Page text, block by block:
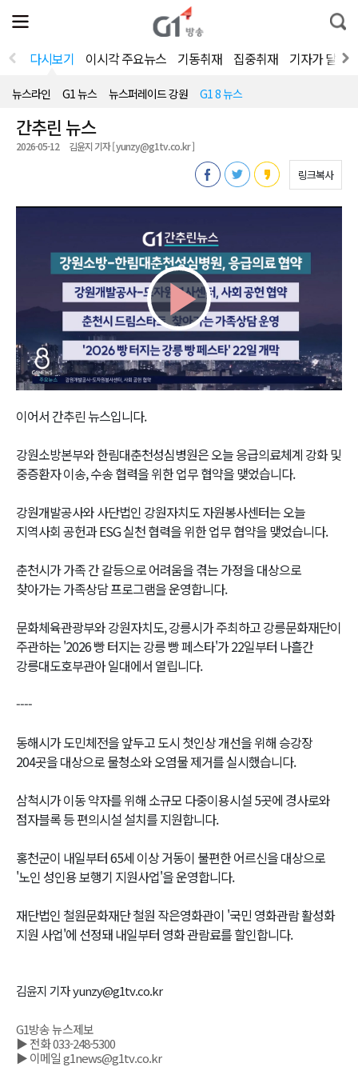
전
체
뉴
열
통
합
색
다시보기 이시각 주요뉴스 기동취재 집중취재 기자가 달려
뉴스라인 G1 뉴스 뉴스퍼레이드 강원 G1 8 뉴스
간추린 뉴스
2026-05-12 김윤지 기자 [ yunzy@g1tv.co.kr ]
링크복사
Play
Video
이어서 간추린 뉴스입니다.
강원소방본부와 한림대춘천성심병원은 오늘 응급의료체계 강화 및
중증환자 이송, 수송 협력을 위한 업무 협약을 맺었습니다.
강원개발공사와 사단법인 강원자치도 자원봉사센터는 오늘
지역사회 공헌과 ESG 실천 협력을 위한 업무 협약을 맺었습니다.
춘천시가 가족 간 갈등으로 어려움을 겪는 가정을 대상으로
찾아가는 가족상담 프로그램을 운영합니다.
문화체육관광부와 강원자치도, 강릉시가 주최하고 강릉문화재단이
주관하는 '2026 빵 터지는 강릉 빵 페스타'가 22일부터 나흘간
강릉대도호부관아 일대에서 열립니다.
----
동해시가 도민체전을 앞두고 도시 첫인상 개선을 위해 승강장
204곳을 대상으로 물청소와 오염물 제거를 실시했습니다.
삼척시가 이동 약자를 위해 소규모 다중이용시설 5곳에 경사로와
점자블록 등 편의시설 설치를 지원합니다.
홍천군이 내일부터 65세 이상 거동이 불편한 어르신을 대상으로
'노인 성인용 보행기 지원사업'을 운영합니다.
재단법인 철원문화재단 철원 작은영화관이 '국민 영화관람 활성화
지원 사업'에 선정돼 내일부터 영화 관람료를 할인합니다.
김윤지 기자 yunzy@g1tv.co.kr
G1방송 뉴스제보
▶ 전화 033-248-5300
▶ 이메일 g1news@g1tv.co.kr